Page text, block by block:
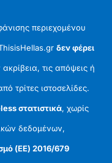
περιεχομένου
δεν φέρει
τις απόψεις ή
τρίτες ιστοσελίδες.
στατιστικά, χωρίς
δεδομένων,
(ΕΕ) 2016/679